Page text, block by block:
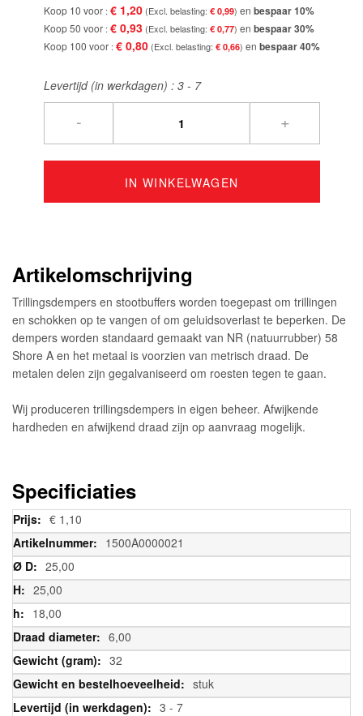
Koop 10 voor € 1,20 € 0,99 en bespaar10%
Koop 50 voor € 0,93 € 0,77 en bespaar30%
Koop 100 voor € 0,80 € 0,66 en bespaar40%
Levertijd (in werkdagen) : 3 - 7
- +
IN WINKELWAGEN
Artikelomschrijving
Trillingsdempers en stootbuffers worden toegepast om trillingen
en schokken op te vangen of om geluidsoverlast te beperken. De
dempers worden standaard gemaakt van NR (natuurrubber) 58
Shore A en het metaal is voorzien van metrisch draad. De
metalen delen zijn gegalvaniseerd om roesten tegen te gaan.
Wij produceren trillingsdempers in eigen beheer. Afwijkende
hardheden en afwijkend draad zijn op aanvraag mogelijk.
Specificiaties
Meer
informatie
€ 1,10
1500A0000021
25,00
25,00
18,00
6,00
32
stuk
3 - 7